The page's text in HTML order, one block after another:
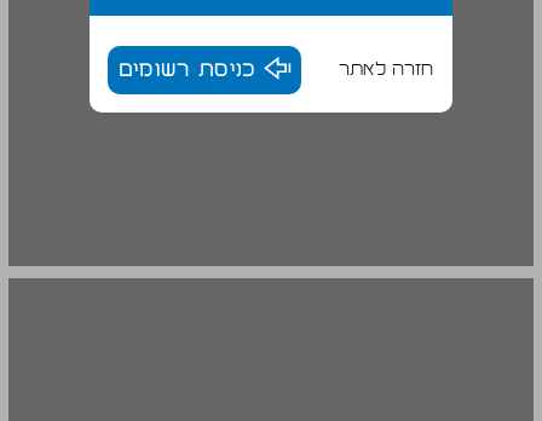
חזרה לאתר כניסת רשומים